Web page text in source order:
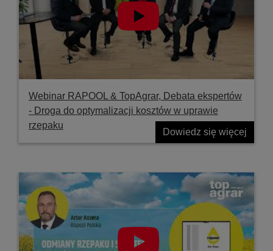
Webinar RAPOOL & TopAgrar, Debata ekspertów
- Droga do optymalizacji kosztów w uprawie
rzepaku
Dowiedz się więcej